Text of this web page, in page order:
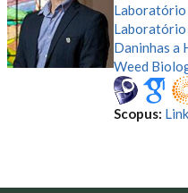
Laboratório
Laboratório
Daninhas a
Weed
Scopus: Link